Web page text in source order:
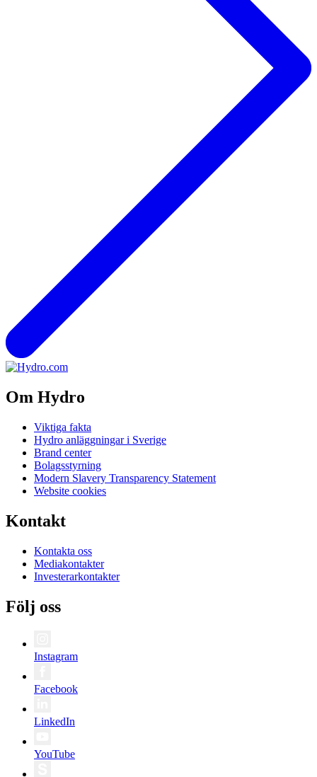
Om Hydro
Viktiga fakta
Hydro anläggningar i Sverige
Brand center
Bolagsstyrning
Modern Slavery Transparency Statement
Website cookies
Kontakt
Kontakta oss
Mediakontakter
Investerarkontakter
Följ oss
Instagram
Facebook
LinkedIn
YouTube